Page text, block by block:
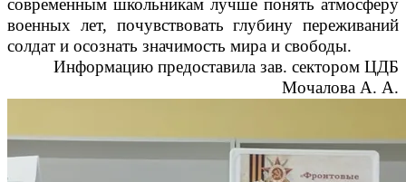
современным школьникам лучше понять атмосферу
военных лет, почувствовать глубину переживаний
солдат и осознать значимость мира и свободы.
Информацию предоставила зав. сектором ЦДБ
Мочалова А. А.